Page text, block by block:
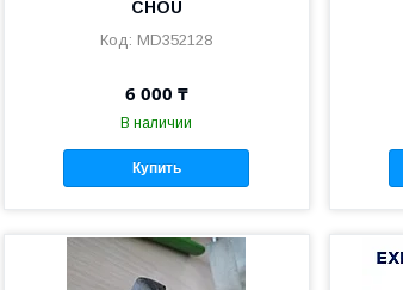
CHOU
MD352128
6 000 ₸
В наличии
Купить